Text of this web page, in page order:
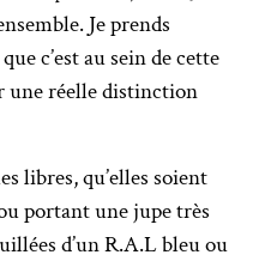
Je prends
c’est au sein de cette
une réelle distinction
libres, qu’elles soient
portant une jupe très
d’un R.A.L bleu ou